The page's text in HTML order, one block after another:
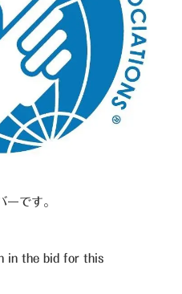
ーです。
in the bid for this